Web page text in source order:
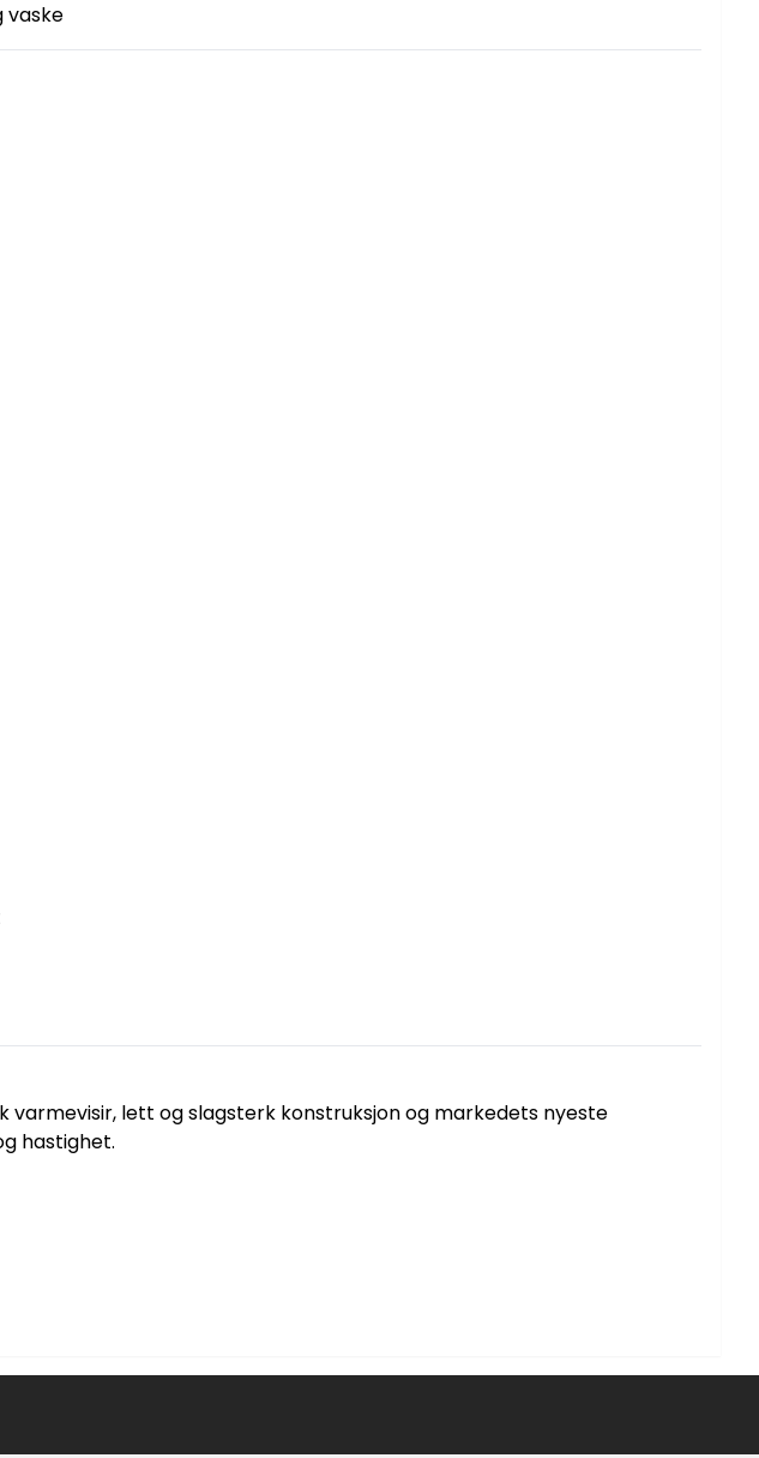
vaske
varmevisir, lett og slagsterk konstruksjon og markedets nyeste
hastighet.